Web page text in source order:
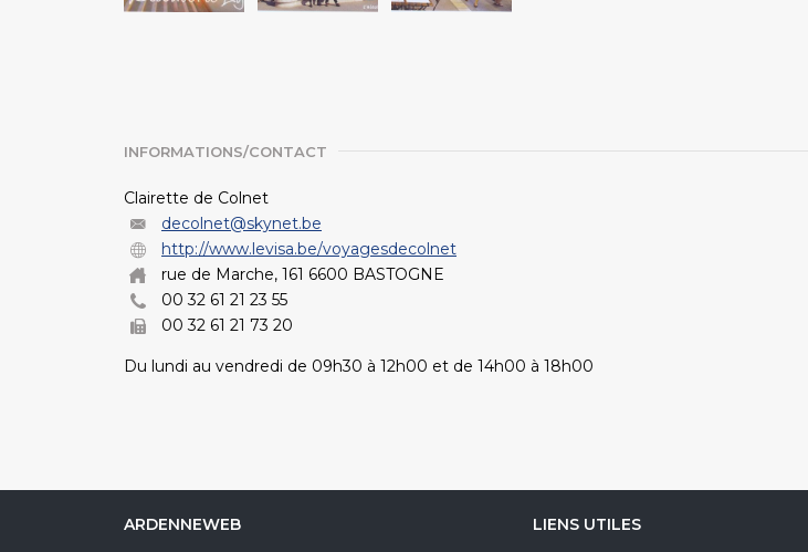
INFORMATIONS/CONTACT
Clairette de Colnet
decolnet@skynet.be
http://www.levisa.be/voyagesdecolnet
rue de Marche, 161 6600 BASTOGNE
00 32 61 21 23 55
00 32 61 21 73 20
Du lundi au vendredi de 09h30 à 12h00 et de 14h00 à 18h00
ARDENNEWEB LIENS UTILES